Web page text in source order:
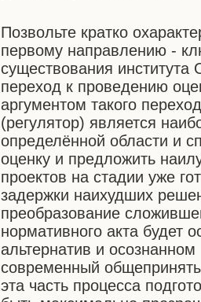
Позвольте кратко
первому направлению -
существования
переход к проведению
аргументом такого
(регулятор) является
определённой области и
оценку и предложить
проектов на стадии уже
задержки наихудших
преобразование
нормативного акта будет
альтернатив и
современный
эта часть процесса